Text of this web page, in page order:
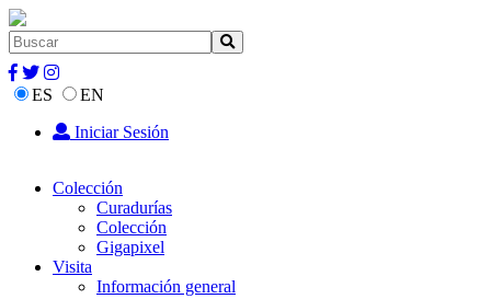
ES
EN
Iniciar Sesión
Colección
Curadurías
Colección
Gigapixel
Visita
Información general